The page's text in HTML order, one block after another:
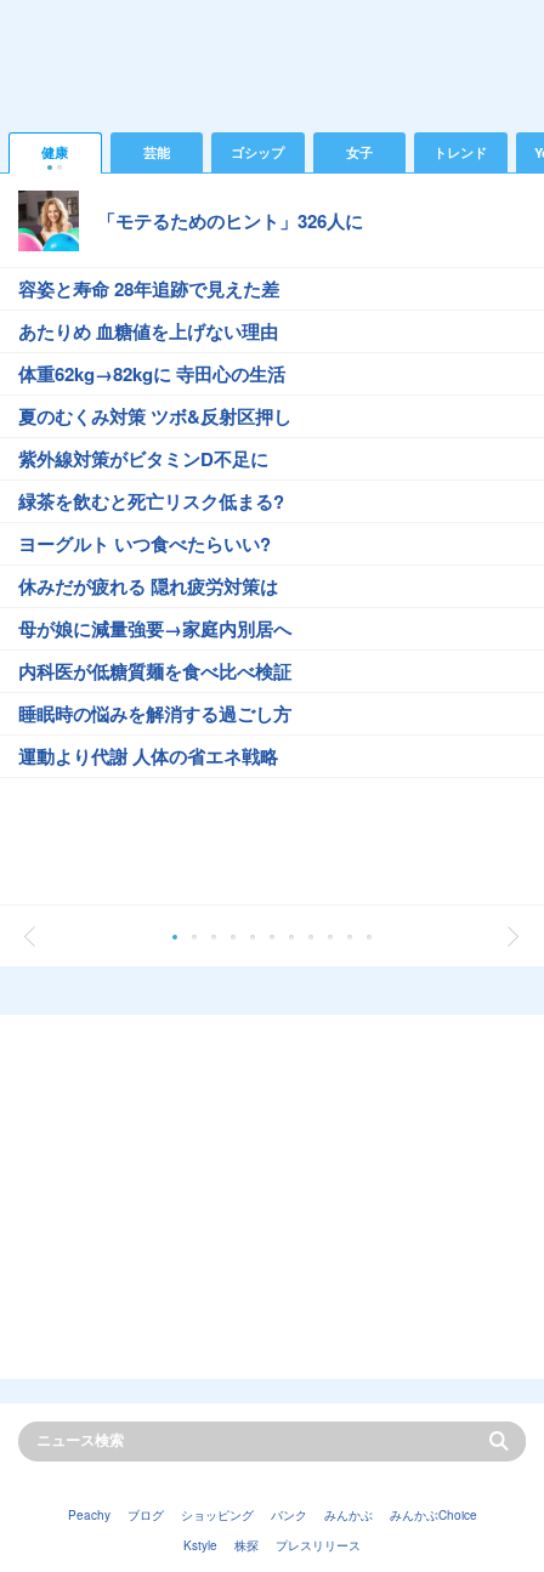
健康 芸能 ゴシップ 女子 トレンド
「モテるためのヒント」326人に
容姿と寿命 28年追跡で見えた差
あたりめ 血糖値を上げない理由
体重62kg→82kgに 寺田心の生活
夏のむくみ対策 ツボ&反射区押し
紫外線対策がビタミンD不足に
緑茶を飲むと死亡リスク低まる?
ヨーグルト いつ食べたらいい?
休みだが疲れる 隠れ疲労対策は
母が娘に減量強要→家庭内別居へ
内科医が低糖質麺を食べ比べ検証
睡眠時の悩みを解消する過ごし方
運動より代謝 人体の省エネ戦略
Peachy ブログ ショッピング バンク みんかぶ
みんかぶChoice
Kstyle
株探 プレスリリース